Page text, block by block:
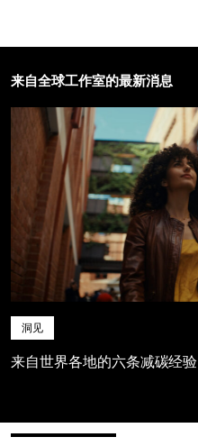
来自全球工作室的最新消息
洞见
来自世界各地的六条减碳经验